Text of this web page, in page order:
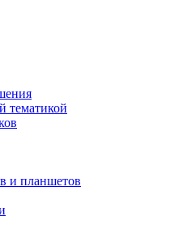
тематикой
и планшетов